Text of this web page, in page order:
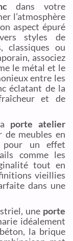
dans votre
l’atmosphère
aspect épuré
styles de
classiques ou
associez
le métal et le
entre les
éclatant de la
et de
porte atelier
de meubles en
un effet
comme les
tout en
vieillies
dans une
une porte
idéalement
la brique